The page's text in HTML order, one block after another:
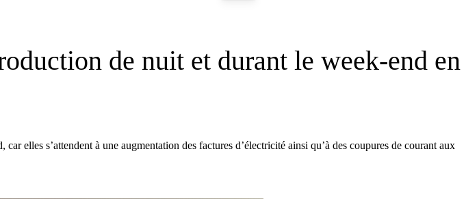
de nuit et durant le week-end en
elles s’attendent à une augmentation des factures d’électricité ainsi qu’à des coupures de courant aux